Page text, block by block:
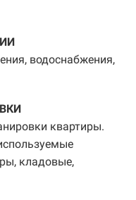
водоснабжения,
квартиры.
кладовые,